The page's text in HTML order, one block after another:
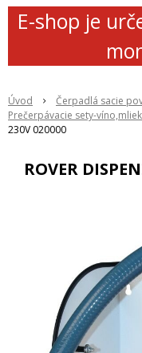
E-shop je
Úvod Čerpadlá sacie
Prečerpávacie sety-
230V 020000
ROVER